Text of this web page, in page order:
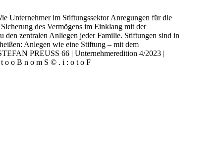
Unternehmer im Stiftungssektor Anregungen für die
des Vermögens im Einklang mit der
den zentralen Anliegen jeder Familie. Stiftungen sind in
Anlegen wie eine Stiftung – mit dem
PREUSS 66 | Unternehmeredition 4/2023 |
t o o B n o m S © . i : o t o F